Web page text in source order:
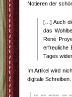
Notieren der
[…] Auch
das
René
erfreuliche
Tages
Im Artikel wird
digitale